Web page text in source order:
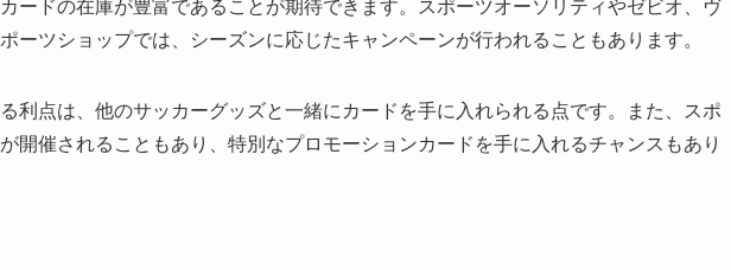
ードの在庫が豊富であることが期待できます。スポーツオーソリティやゼビオ、ヴ
ーツショップでは、シーズンに応じたキャンペーンが行われることもあります。
利点は、他のサッカーグッズと一緒にカードを手に入れられる点です。また、スポ
開催されることもあり、特別なプロモーションカードを手に入れるチャンスもあり